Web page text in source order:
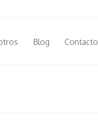
Blog Contacto